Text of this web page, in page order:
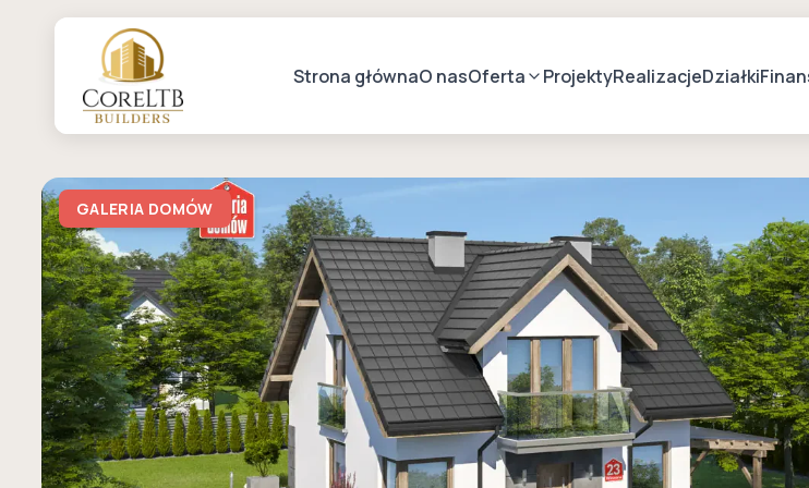
Strona głównaO nasOferta ProjektyRealizacjeDziałki
GALERIA DOMÓW